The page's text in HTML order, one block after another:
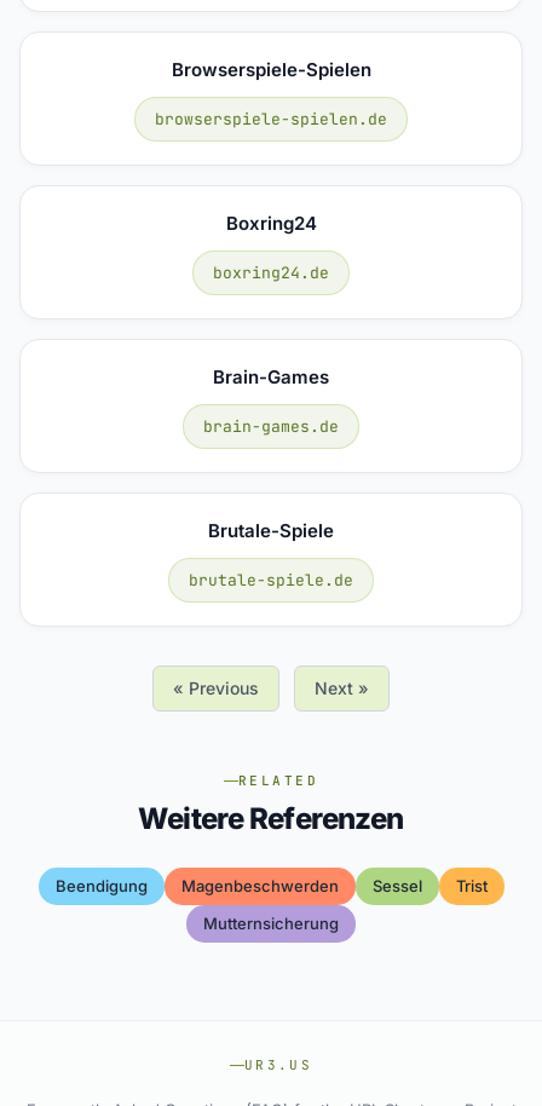
Browserspiele-Spielen
browserspiele-spielen.de
Boxring24
boxring24.de
Brain-Games
brain-games.de
Brutale-Spiele
brutale-spiele.de
« Previous Next »
RELATED
Weitere Referenzen
Beendigung Magenbeschwerden Sessel
Trist
Mutternsicherung
UR3.US